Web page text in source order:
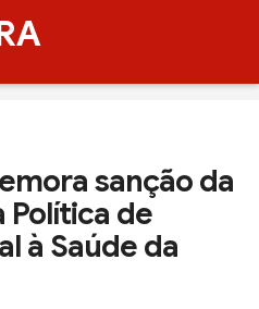
sanção da
Política de
à Saúde da